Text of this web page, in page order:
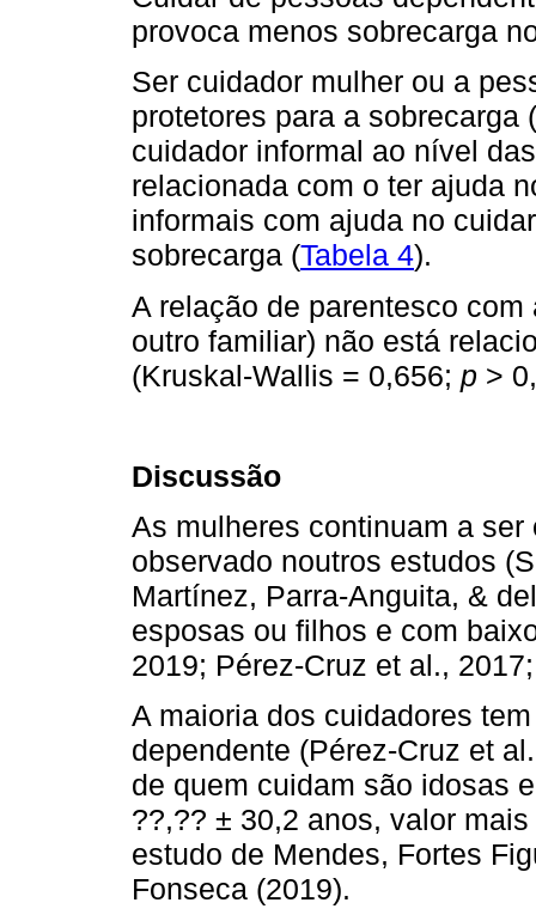
provoca menos sobrecarga
Ser cuidador mulher ou a
protetores para a sobrecarga (
cuidador informal ao nível
relacionada com o ter ajuda
informais com ajuda no
sobrecarga (Tabela 4).
A relação de parentesco
outro familiar) não está
(Kruskal-Wallis = 0,656; p >
Discussão
As mulheres continuam a
observado noutros estudos
Martínez, Parra-Anguita, &
esposas ou filhos e com
2019; Pérez-Cruz et al.,
A maioria dos cuidadores
dependente (Pérez-Cruz et
de quem cuidam são idosas
??,?? ± 30,2 anos, valor
estudo de Mendes, Fortes
Fonseca (2019).